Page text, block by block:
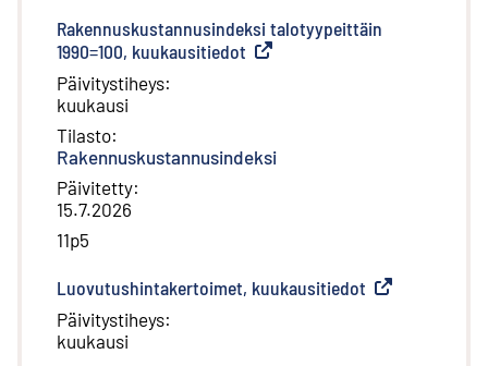
Rakennuskustannusindeksi talotyypeittäin
1990=100, kuukausitiedot Ulkoinen linkki
Päivitystiheys:
kuukausi
Tilasto:
Rakennuskustannusindeksi
Päivitetty:
15.7.2026
11p5
Luovutushintakertoimet, kuukausitiedot Ulkoinen linkki
Päivitystiheys:
kuukausi